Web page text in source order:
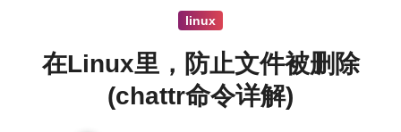
linux
在Linux里，防止文件被删除
(chattr命令详解)